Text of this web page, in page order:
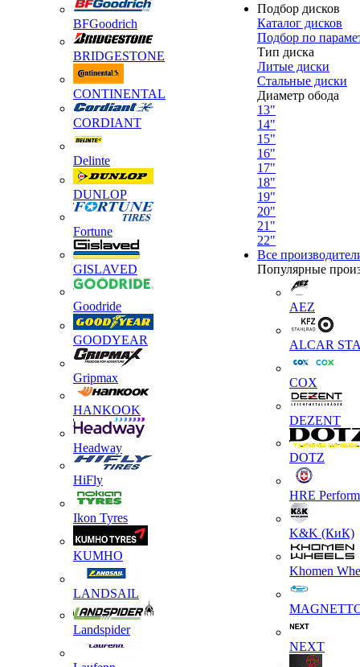
BFGoodrich
BRIDGESTONE
CONTINENTAL
CORDIANT
Delinte
DUNLOP
Fortune
GISLAVED
Goodride
GOODYEAR
Gripmax
HANKOOK
Headway
HiFly
Ikon Tyres
KUMHO
LANDSAIL
Landspider
Подбор дисков
Каталог дисков
Подбор по
Тип диска
Литые диски
Стальные диски
Диаметр обода
13"
14"
15"
16"
17"
18"
19"
20"
21"
22"
Все
Популярные
AEZ
ALCAR
COX
DEZENT
DOTZ
HRE
K&K (КиК)
Khomen
NEXT